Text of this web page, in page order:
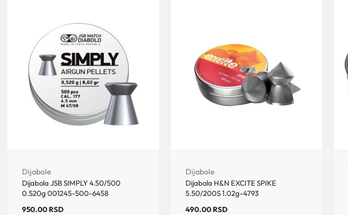
Dijabole
Dijabola JSB SIMPLY 4.50/500
0.520g 001245-500-6458
950.00 RSD
Dijabole
Dijabola H&N EXCITE SPIKE
5.50/200S 1.02g-4793
490.00 RSD